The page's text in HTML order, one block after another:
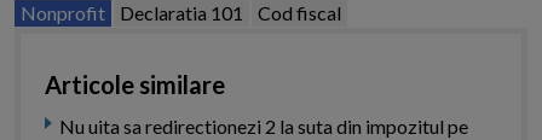
Nonprofit Declaratia 101 Cod fiscal
Articole similare
Nu uita sa redirectionezi 2 la suta din impozitul pe